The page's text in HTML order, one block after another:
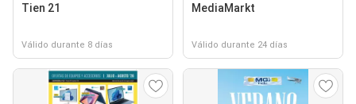
Tien 21
Válido durante 8 días
MediaMarkt
Válido durante 24 días